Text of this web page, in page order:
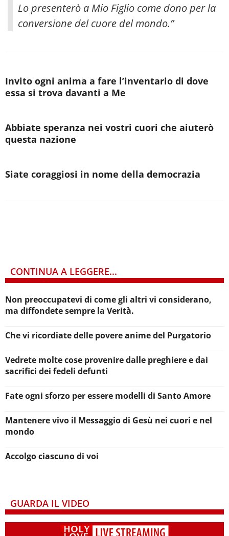
Lo presenterò a Mio Figlio come dono per la
conversione del cuore del mondo.”
Invito ogni anima a fare l’inventario di dove
essa si trova davanti a Me
Abbiate speranza nei vostri cuori che aiuterò
questa nazione
Siate coraggiosi in nome della democrazia
CONTINUA A LEGGERE...
Non preoccupatevi di come gli altri vi considerano,
ma diffondete sempre la Verità.
Che vi ricordiate delle povere anime del Purgatorio
Vedrete molte cose provenire dalle preghiere e dai
sacrifici dei fedeli defunti
Fate ogni sforzo per essere modelli di Santo Amore
Mantenere vivo il Messaggio di Gesù nei cuori e nel
mondo
Accolgo ciascuno di voi
GUARDA IL VIDEO